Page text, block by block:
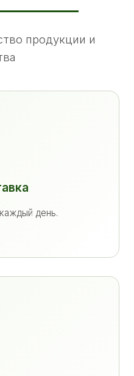
продукции и
день.